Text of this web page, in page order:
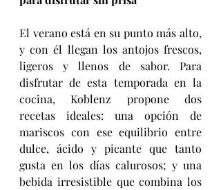
El verano está en su punto más alto,
y con él llegan los antojos frescos,
ligeros y llenos de sabor. Para
disfrutar de esta temporada en la
cocina, Koblenz propone dos
recetas ideales: una opción de
mariscos con ese equilibrio entre
dulce, ácido y picante que tanto
gusta en los días calurosos; y una
bebida irresistible que combina los